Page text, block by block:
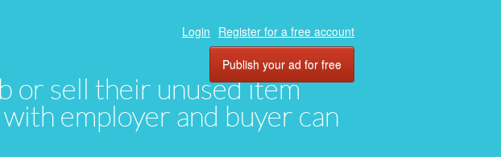
or sell their unused item
employer and buyer can
Login Register for a free account
Publish your ad for free